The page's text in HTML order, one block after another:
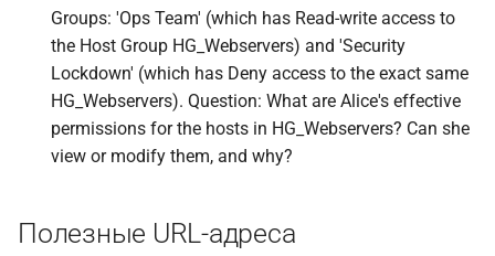
Groups: 'Ops Team' (which has Read-write access to
the Host Group HG_Webservers) and 'Security
Lockdown' (which has Deny access to the exact same
HG_Webservers). Question: What are Alice's effective
permissions for the hosts in HG_Webservers? Can she
view or modify them, and why?
Полезные URL-адреса